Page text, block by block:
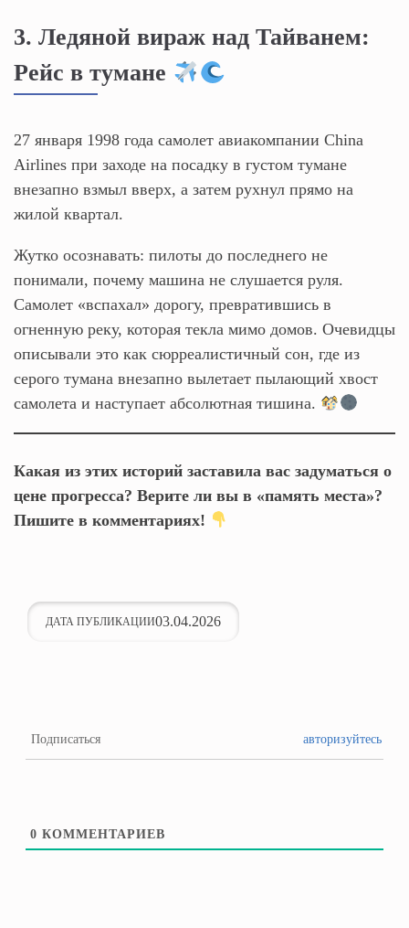
3. Ледяной вираж над Тайванем:
Рейс в тумане
27 января 1998 года самолет авиакомпании China
Airlines при заходе на посадку в густом тумане
внезапно взмыл вверх, а затем рухнул прямо на
жилой квартал.
Жутко осознавать: пилоты до последнего не
понимали, почему машина не слушается руля.
Самолет «вспахал» дорогу, превратившись в
огненную реку, которая текла мимо домов. Очевидцы
описывали это как сюрреалистичный сон, где из
серого тумана внезапно вылетает пылающий хвост
самолета и наступает абсолютная тишина.
Какая из этих историй заставила вас задуматься о
цене прогресса? Верите ли вы в «память места»?
Пишите в комментариях!
ДАТА ПУБЛИКАЦИИ03.04.2026
Подписаться авторизуйтесь
0 КОММЕНТАРИЕВ